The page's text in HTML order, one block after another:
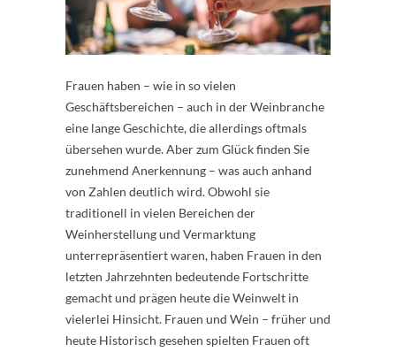
Frauen haben – wie in so vielen
Geschäftsbereichen – auch in der Weinbranche
eine lange Geschichte, die allerdings oftmals
übersehen wurde. Aber zum Glück finden Sie
zunehmend Anerkennung – was auch anhand
von Zahlen deutlich wird. Obwohl sie
traditionell in vielen Bereichen der
Weinherstellung und Vermarktung
unterrepräsentiert waren, haben Frauen in den
letzten Jahrzehnten bedeutende Fortschritte
gemacht und prägen heute die Weinwelt in
vielerlei Hinsicht. Frauen und Wein – früher und
heute Historisch gesehen spielten Frauen oft